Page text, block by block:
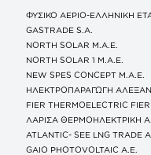
ΦΥΣΙΚΟ ΑΕΡΙΟ-ΕΛΛΗΝΙΚΗ
GASTRADE S.A.
NORTH SOLAR M.Α.Ε.
NORTH SOLAR 1 M.Α.Ε.
NEW SPES CONCEPT Μ.Α.Ε.
ΗΛΕΚΤΡΟΠΑΡΑΓΩΓΗ
FIER THERMOELECTRIC
ΛΑΡΙΣΑ ΘΕΡΜΟΗΛΕΚΤΡΙΚΗ
ATLANTIC- SEE LNG TRADE
GAIO PHOTOVOLTAIC Α.Ε.